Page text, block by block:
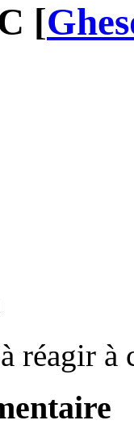
[
réagir à